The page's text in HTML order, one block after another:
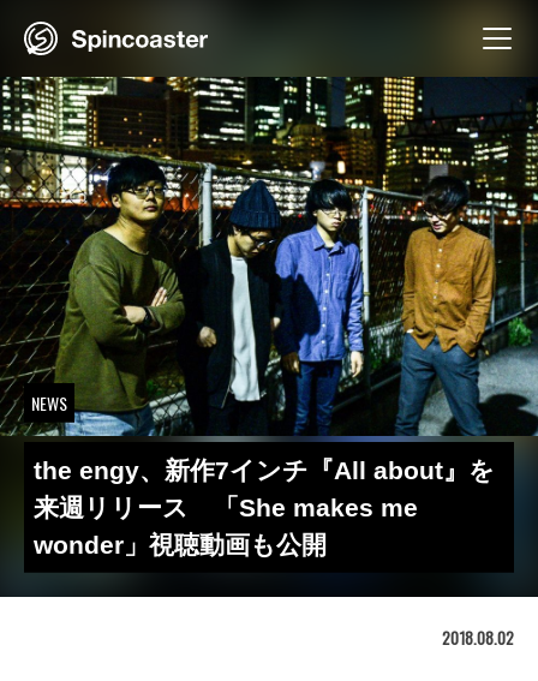
NEWS
the engy、新作7インチ『All about』を
来週リリース 「She makes me
wonder」視聴動画も公開
2018.08.02